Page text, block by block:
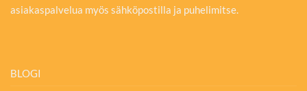
asiakaspalvelua myös sähköpostilla ja puhelimitse.
BLOGI